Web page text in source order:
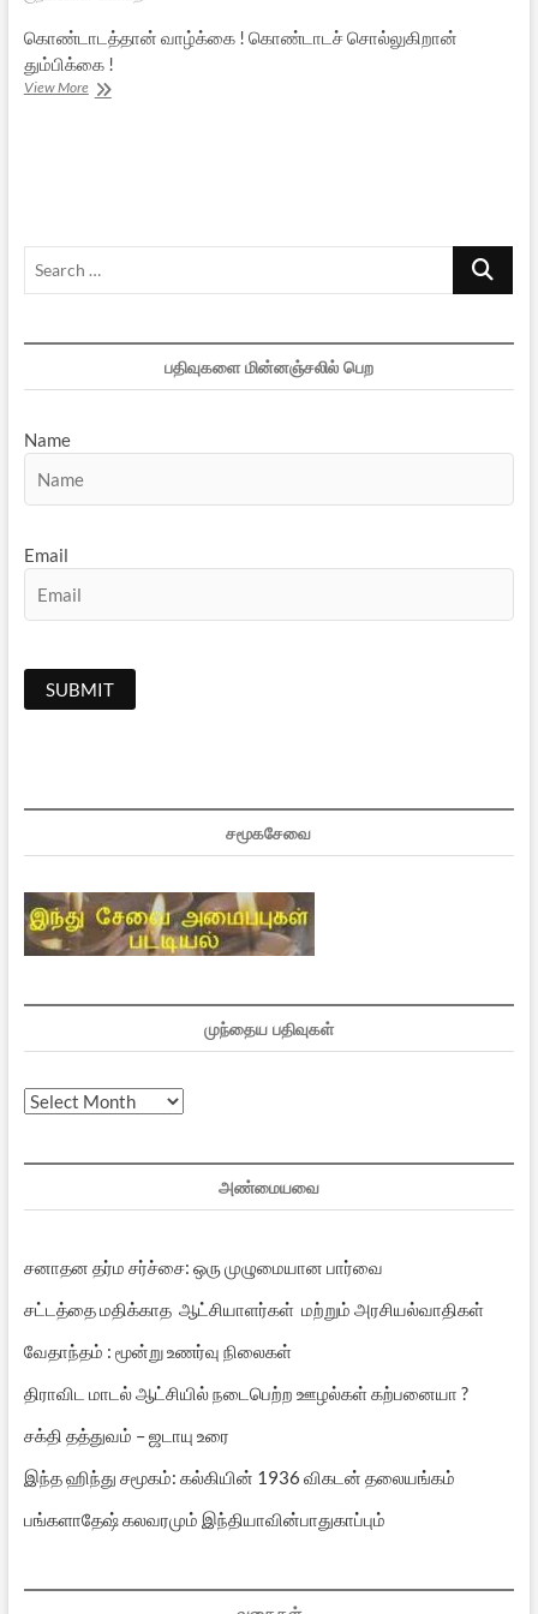
கொண்டாடத்தான் வாழ்க்கை ! கொண்டாடச் சொல்லுகிறான்
தும்பிக்கை !
View Moreகணபதி
Search
பதிவுகளை மின்னஞ்சலில் பெற
Name
Email
சமூகசேவை
முந்தைய பதிவுகள்
முந்தைய
அண்மையவை
சனாதன தர்ம சர்ச்சை: ஒரு முழுமையான பார்வை
சட்டத்தை மதிக்காத ஆட்சியாளர்கள் மற்றும் அரசியல்வாதிகள்
வேதாந்தம் : மூன்று உணர்வு நிலைகள்
திராவிட மாடல் ஆட்சியில் நடைபெற்ற ஊழல்கள் கற்பனையா ?
சக்தி தத்துவம் – ஜடாயு உரை
இந்த ஹிந்து சமூகம்: கல்கியின் 1936 விகடன் தலையங்கம்
பங்களாதேஷ் கலவரமும் இந்தியாவின்பாதுகாப்பும்